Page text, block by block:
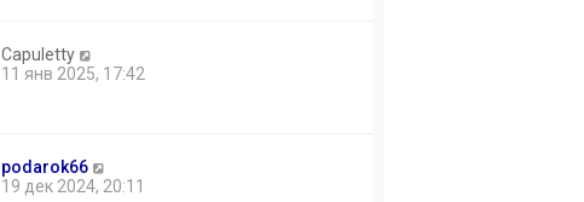
Capuletty
11 янв 2025, 17:42
podarok66
19 дек 2024, 20:11